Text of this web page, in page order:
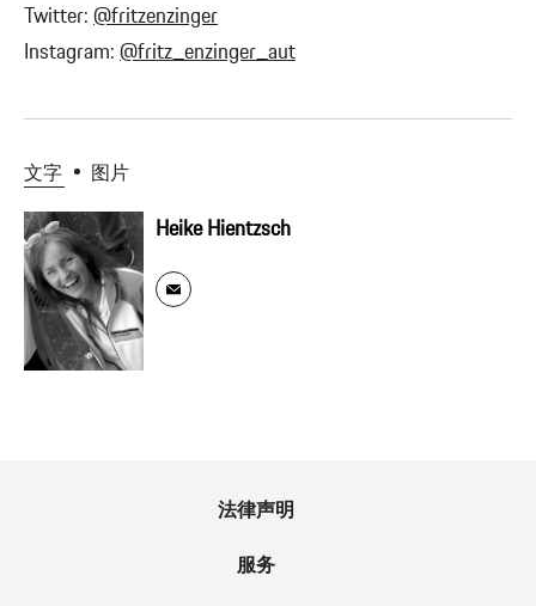
Twitter:@fritzenzinger
Instagram:@fritz_enzinger_aut
文字 图片
Heike Hientzsch
法律声明
服务